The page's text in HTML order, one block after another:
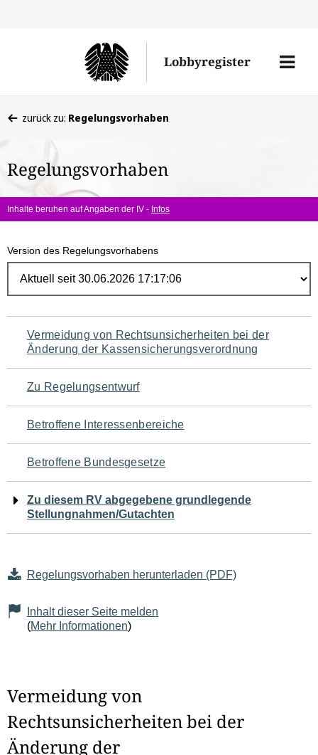
Lobbyregister
Menü
befinden
hier:
zurück zu: Regelungsvorhaben
Regelungsvorhaben
Inhalte beruhen auf Angaben der IV - Infos
Version des Regelungsvorhabens
Navigation
für
den
Seiteninhalt
Vermeidung von Rechtsunsicherheiten bei der
Änderung der Kassensicherungsverordnung
Zu Regelungsentwurf
Betroffene Interessenbereiche
Betroffene Bundesgesetze
Zu diesem RV abgegebene grundlegende
Stellungnahmen/Gutachten
Regelungsvorhaben herunterladen (PDF)
Inhalt dieser Seite melden
(Mehr Informationen)
Vermeidung von
Rechtsunsicherheiten bei der
Änderung der